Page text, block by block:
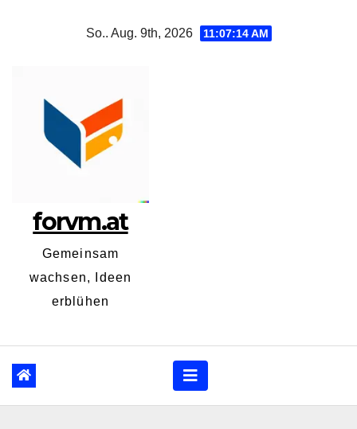
So.. Aug. 9th, 2026 11:07:15 AM
forvm.at
Gemeinsam
wachsen, Ideen
erblühen